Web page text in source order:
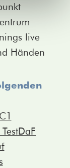
live
Händen